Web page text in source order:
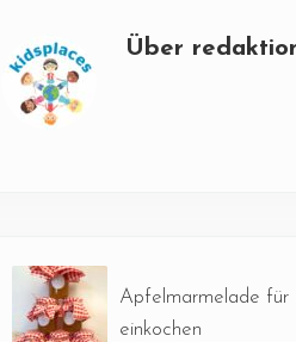
Über
Apfelmarmelade für
einkochen